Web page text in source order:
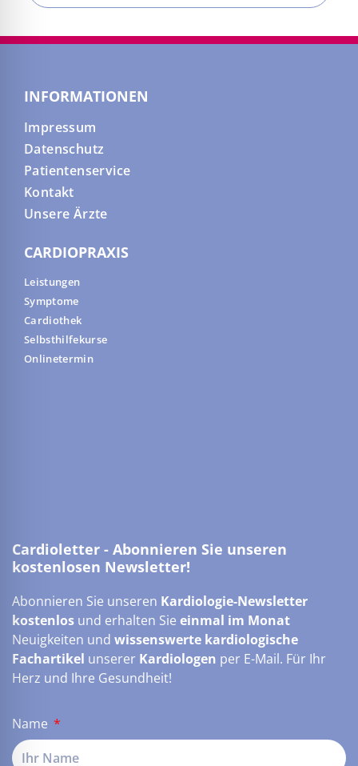
INFORMATIONEN
Impressum
Datenschutz
Patientenservice
Kontakt
Unsere Ärzte
CARDIOPRAXIS
Leistungen
Symptome
Cardiothek
Selbsthilfekurse
Onlinetermin
Cardioletter - Abonnieren Sie unseren
kostenlosen Newsletter!
Abonnieren Sie unseren Kardiologie-Newsletter
kostenlos und erhalten Sie einmal im Monat
Neuigkeiten und wissenswerte kardiologische
Fachartikel unserer Kardiologen per E-Mail. Für Ihr
Herz und Ihre Gesundheit!
Name